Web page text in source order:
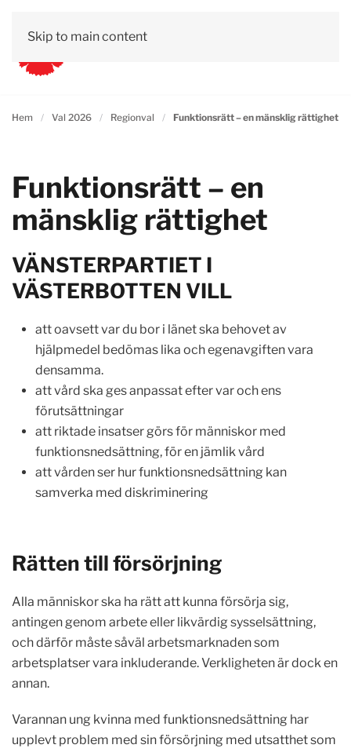
Skip to main content
Hem Val 2026 Regionval Funktionsrätt – en mänsklig rättighet
Funktionsrätt – en
mänsklig rättighet
VÄNSTERPARTIET I
VÄSTERBOTTEN VILL
att oavsett var du bor i länet ska behovet av
hjälpmedel bedömas lika och egenavgiften vara
densamma.
att vård ska ges anpassat efter var och ens
förutsättningar
att riktade insatser görs för människor med
funktionsnedsättning, för en jämlik vård
att vården ser hur funktionsnedsättning kan
samverka med diskriminering
Rätten till försörjning
Alla människor ska ha rätt att kunna försörja sig,
antingen genom arbete eller likvärdig sysselsättning,
och därför måste såväl arbetsmarknaden som
arbetsplatser vara inkluderande. Verkligheten är dock en
annan.
Varannan ung kvinna med funktionsnedsättning har
upplevt problem med sin försörjning med utsatthet som